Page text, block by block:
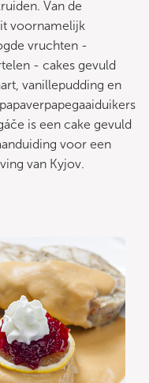
Van de
voornamelijk
vruchten -
- cakes gevuld
vanillepudding en
is een cake gevuld
voor een
van Kyjov.